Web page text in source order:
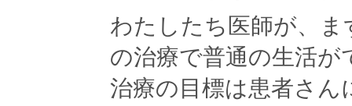
わたしたち医師が、ま
の治療で普通の生活
治療の目標は患者さ